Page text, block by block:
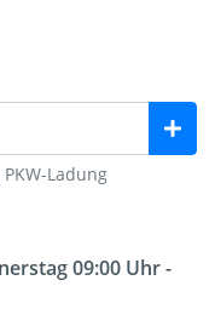
Ladung
09:00 Uhr -